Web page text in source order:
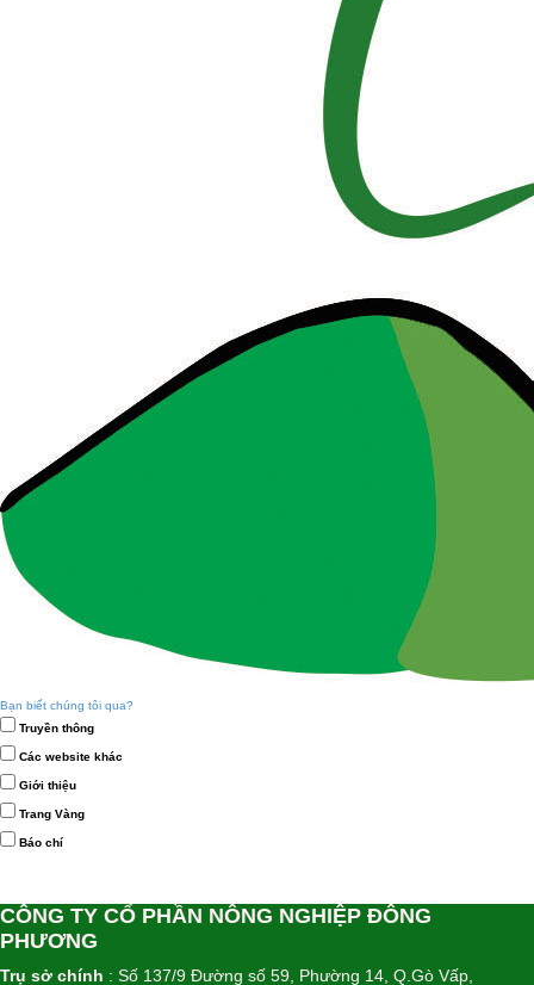
Bạn biết chúng tôi qua?
Truyền thông
Các website khác
Giới thiệu
Trang Vàng
Báo chí
CÔNG TY CỔ PHẦN NÔNG NGHIỆP ĐÔNG
PHƯƠNG
Trụ sở chính : Số 137/9 Đường số 59, Phường 14, Q.Gò Vấp,